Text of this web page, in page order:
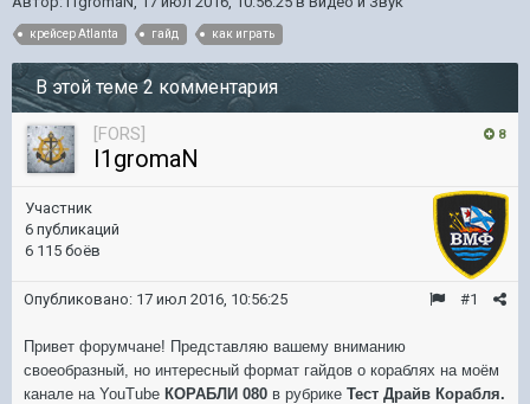
крейсер Atlanta гайд как играть
В этой теме 2 комментария
8
[FORS]
I1gromaN
Участник
6 публикаций
6 115 боёв
#1
Опубликовано: 17 июл 2016, 10:56:25
Привет форумчане! Представляю вашему вниманию
своеобразный, но интересный формат гайдов о кораблях на моём
канале на YouTube КОРАБЛИ 080 в рубрике Тест Драйв Корабля.